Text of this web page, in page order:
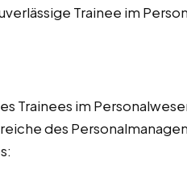
Trainee im
Trainees im
des